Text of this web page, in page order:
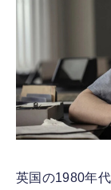
英国の1980年